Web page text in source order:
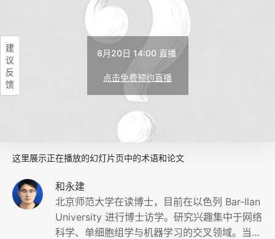
8月20日 14:00 直播
点击免费预约直播
建
议
反
馈
这里展示正在播放的幻灯片页中的术语和论文
和永建
北京师范大学在读博士，目前在以色列 Bar-Ilan
University 进行博士访学。研究兴趣集中于网络
科学、单细胞组学与机器学习的交叉领域。当前